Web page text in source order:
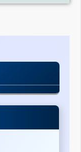
29年4月1日-平成
28年4月1日-平成
1日-平成28年3月
1日-平成27年3月
10月1日-平成30年
7月1日-平成30年9